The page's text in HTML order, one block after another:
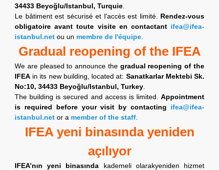
34433 Beyoğlu/Istanbul, Turquie
Le bâtiment est sécurisé et l'accès est limité. Rendez-vous
obligatoire avant toute visite en contactant ifea@ifea-
istanbul.net ou un membre de l'équipe
Gradual reopening of the IFEA
We are pleased to announce the gradual reopening of the
IFEA in its new building, located at: Sanatkarlar Mektebi Sk.
No:10, 34433 Beyoğlu/Istanbul, Turkey
The building is secured and access is limited. Appointment
is required before your visit by contacting ifea@ifea-
istanbul.net or a member of the staff
IFEA yeni binasında yeniden
açılıyor
IFEA’nın yeni binasında kademeli olarakyeniden hizmet